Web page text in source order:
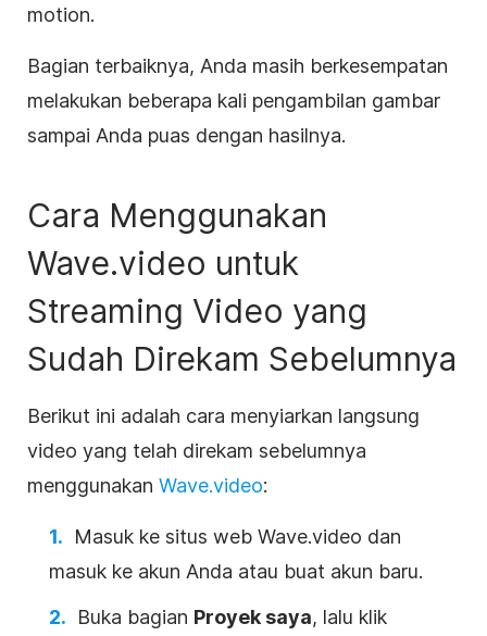
motion.
Bagian terbaiknya, Anda masih berkesempatan
melakukan beberapa kali pengambilan gambar
sampai Anda puas dengan hasilnya.
Cara Menggunakan
Wave.video untuk
Streaming Video yang
Sudah Direkam Sebelumnya
Berikut ini adalah cara menyiarkan langsung
video yang telah direkam sebelumnya
menggunakan Wave.video:
Masuk ke situs web Wave.video dan
masuk ke akun Anda atau buat akun baru.
Buka bagian Proyek saya, lalu klik